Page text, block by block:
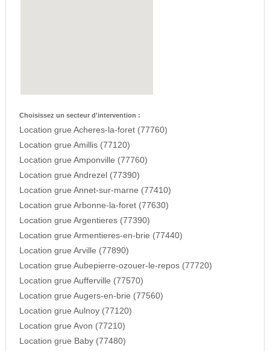
Choisissez un secteur d'intervention :
Location grue Acheres-la-foret (77760)
Location grue Amillis (77120)
Location grue Amponville (77760)
Location grue Andrezel (77390)
Location grue Annet-sur-marne (77410)
Location grue Arbonne-la-foret (77630)
Location grue Argentieres (77390)
Location grue Armentieres-en-brie (77440)
Location grue Arville (77890)
Location grue Aubepierre-ozouer-le-repos (77720)
Location grue Aufferville (77570)
Location grue Augers-en-brie (77560)
Location grue Aulnoy (77120)
Location grue Avon (77210)
Location grue Baby (77480)